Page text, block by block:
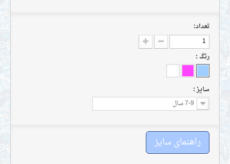
تعداد:
رنگ :
سايز :
7-9 سال
راهنمای سایز